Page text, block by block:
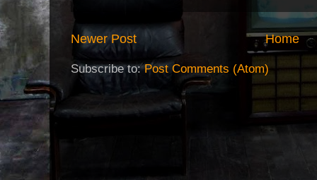
Newer Post Home
Subscribe to:Post Comments (Atom)